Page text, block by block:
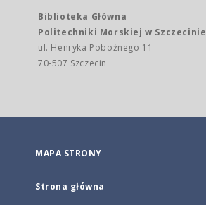
Biblioteka Główna
Politechniki Morskiej w Szczecinie
ul. Henryka Pobożnego 11
70-507 Szczecin
MAPA STRONY
Strona główna